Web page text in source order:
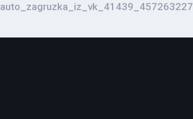
auto_zagruzka_iz_vk_41439_457263227